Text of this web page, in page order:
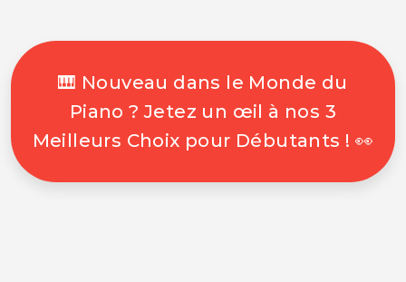
🎹 Nouveau dans le Monde du
Piano ? Jetez un œil à nos 3
Meilleurs Choix pour Débutants ! 👀